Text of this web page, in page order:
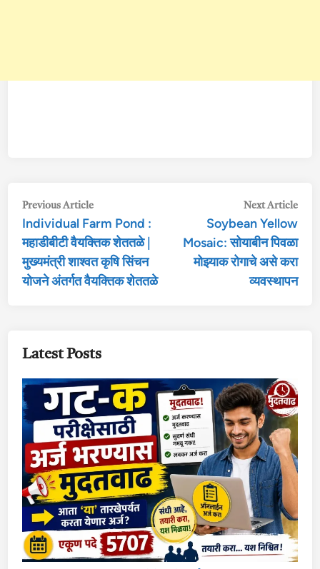
Post
navigation
Previous ArticlePrevious
article:
Individual Farm Pond :
महाडीबीटी वैयक्तिक शेततळे |
मुख्यमंत्री शाश्वत कृषि सिंचन
योजने अंतर्गत वैयक्तिक शेततळे
Next Article
Soybean Yellow
Mosaic: सोयाबीन पिवळा
मोझ्याक रोगाचे असे करा
व्यवस्थापन
Latest Posts